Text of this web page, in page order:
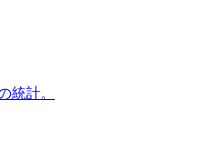
統計。